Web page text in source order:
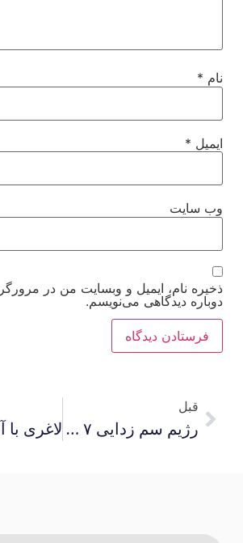
نام *
ایمیل *
وب‌ سایت
ذخیره نام، ایمیل و وبسایت من در
دوباره دیدگاهی می‌نویسم.
قبل
رژیم سم زدایی ۷ روزه به همراه برنامه غذایی رایگان را از دست ندهید